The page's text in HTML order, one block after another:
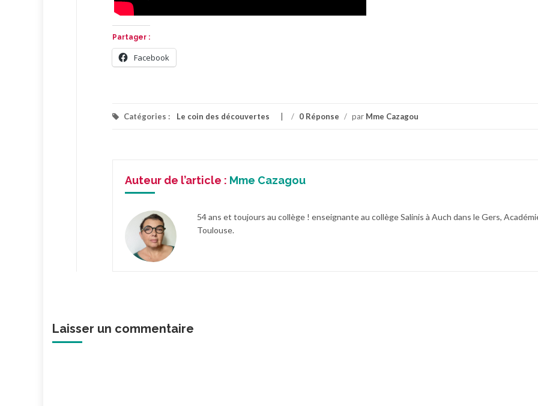
Partager :
Facebook
Catégories : Le coin des découvertes / 0 Réponse / par Mme Cazagou
Auteur de l’article : Mme Cazagou
54 ans et toujours au collège ! enseignante au collège Salinis à Auch dans le Gers,
Toulouse.
Laisser un commentaire